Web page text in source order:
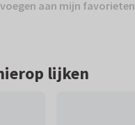
aan mijn favorieten
lijken